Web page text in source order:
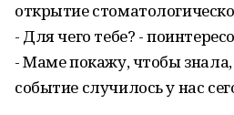
открытие
- Для чего тебе? -
- Маме покажу, чтобы знала,
событие случилось у нас